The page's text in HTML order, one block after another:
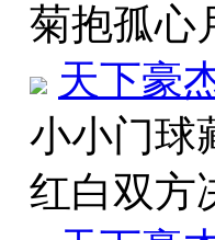
菊抱孤心
天下豪
小小门球
红白双方